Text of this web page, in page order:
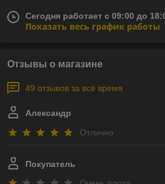
Сегодня работает с 09:00 до
Показать весь график работы
Отзывы о магазине
49 отзывов за всё время
Александр
Отлично
Покупатель